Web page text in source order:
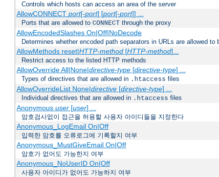
Controls which hosts can access an area of the server
AllowCONNECT port[-port] [port[-port]] ...
Ports that are allowed to CONNECT through the proxy
AllowEncodedSlashes On|Off|NoDecode
Determines whether encoded path separators in URLs are allowed to
AllowMethods reset|HTTP-method[HTTP-method]...
Restrict access to the listed HTTP methods
AllowOverride All|None|directive-type[directive-type] ...
Types of directives that are allowed in .htaccess files
AllowOverrideList None|directive[directive-type] ...
Individual directives that are allowed in .htaccess files
Anonymous user[user] ...
암호검사없이 접근을 허용할 사용자 아이디들을 지정한다
Anonymous_LogEmail On|Off
입력한 암호를 오류로그에 기록할지 여부
Anonymous_MustGiveEmail On|Off
암호가 없어도 가능한지 여부
Anonymous_NoUserID On|Off
사용자 아이디가 없어도 가능하지 여부